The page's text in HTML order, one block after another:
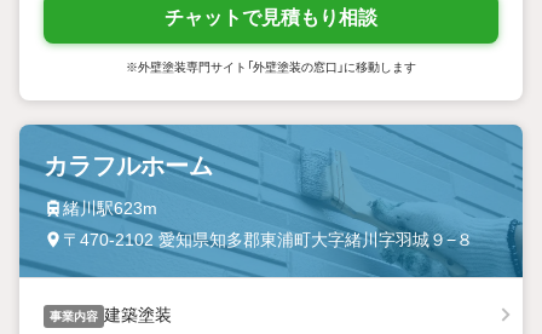
チャットで見積もり相談
※外壁塗装専門サイト「外壁塗装の窓口」に移動します
カラフルホーム
緒川駅623m
〒470-2102 愛知県知多郡東浦町大字緒川字羽城９−８
事業内容 建築塗装